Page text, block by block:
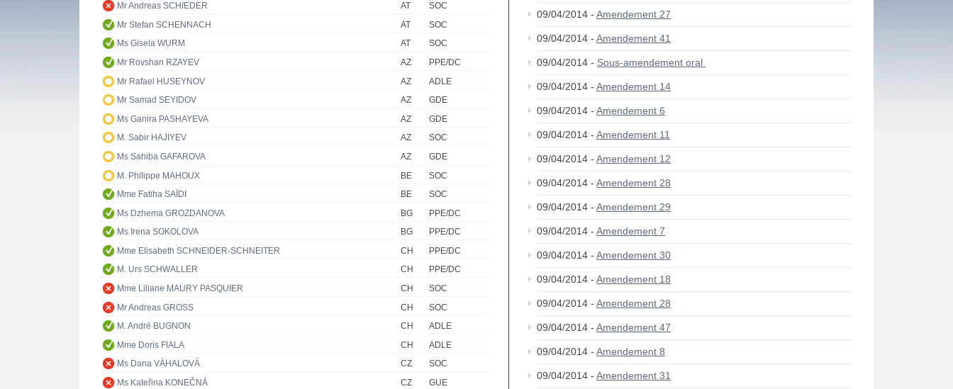
Mr Andreas SCHIEDER
AT
SOC
Mr Stefan SCHENNACH
AT
SOC
Ms Gisela WURM
AT
SOC
Mr Rovshan RZAYEV
AZ
PPE/DC
Mr Rafael HUSEYNOV
AZ
ADLE
Mr Samad SEYIDOV
AZ
GDE
Ms Ganira PASHAYEVA
AZ
GDE
M. Sabir HAJIYEV
AZ
SOC
Ms Sahiba GAFAROVA
AZ
GDE
M. Philippe MAHOUX
BE
SOC
Mme Fatiha SAÏDI
BE
SOC
Ms Dzhema GROZDANOVA
BG
PPE/DC
Ms Irena SOKOLOVA
BG
PPE/DC
Mme Elisabeth SCHNEIDER-SCHNEITER
CH
PPE/DC
M. Urs SCHWALLER
CH
PPE/DC
Mme Liliane MAURY PASQUIER
CH
SOC
Mr Andreas GROSS
CH
SOC
M. André BUGNON
CH
ADLE
Mme Doris FIALA
CH
ADLE
Ms Dana VÁHALOVÁ
CZ
SOC
Ms Kateřina KONEČNÁ
CZ
GUE
09/04/2014 - Amendement 27
09/04/2014 - Amendement 41
09/04/2014 - Sous-amendement oral
09/04/2014 - Amendement 14
09/04/2014 - Amendement 6
09/04/2014 - Amendement 11
09/04/2014 - Amendement 12
09/04/2014 - Amendement 28
09/04/2014 - Amendement 29
09/04/2014 - Amendement 7
09/04/2014 - Amendement 30
09/04/2014 - Amendement 18
09/04/2014 - Amendement 28
09/04/2014 - Amendement 47
09/04/2014 - Amendement 8
09/04/2014 - Amendement 31